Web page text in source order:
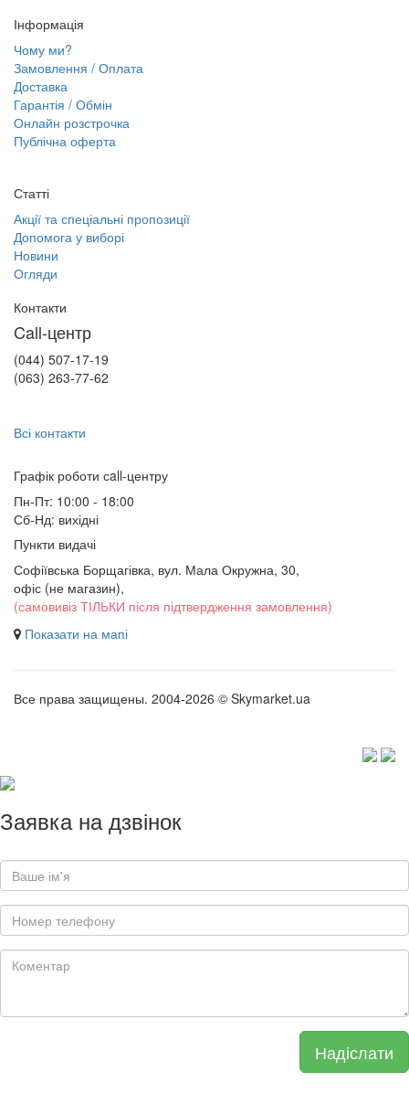
Інформація
Чому ми?
Замовлення / Оплата
Доставка
Гарантія / Обмін
Онлайн розстрочка
Публічна оферта
Статті
Акції та спеціальні пропозиції
Допомога у виборі
Новини
Огляди
Контакти
Call-центр
(044) 507-17-19
(063) 263-77-62
Всі контакти
Графік роботи сall-центру
Пн-Пт: 10:00 - 18:00
Сб-Нд: вихідні
Пункти видачі
Софіївська Борщагівка, вул. Мала Окружна, 30,
офіс (не магазин),
(самовивіз ТІЛЬКИ після підтвердження замовлення)
Показати на мапі
Все права защищены. 2004-2026 © Skymarket.ua
Заявка на дзвінок
Надіслати